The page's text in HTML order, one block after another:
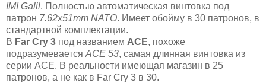
IMI Galil. Полностью автоматическая винтовка под
патрон 7.62x51mm NATO. Имеет обойму в 30 патронов, в
стандартной комплектации.
В Far Cry 3 под названием ACE, похоже
подразумевается ACE 53, самая длинная винтовка из
серии ACE. В реальности имеющая магазин в 25
патронов, а не как в Far Cry 3 в 30.